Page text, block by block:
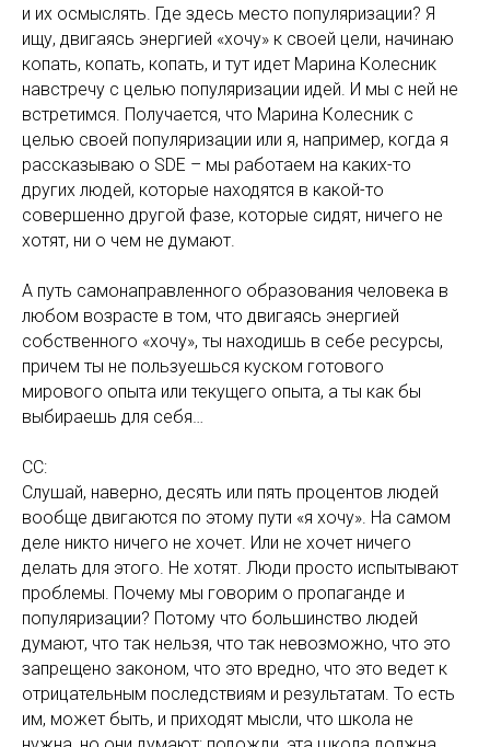
и их осмыслять. Где здесь место популяризации? Я
ищу, двигаясь энергией «хочу» к своей цели, начинаю
копать, копать, копать, и тут идет Марина Колесник
навстречу с целью популяризации идей. И мы с ней не
встретимся. Получается, что Марина Колесник с
целью своей популяризации или я, например, когда я
рассказываю о SDE – мы работаем на каких-то
других людей, которые находятся в какой-то
совершенно другой фазе, которые сидят, ничего не
хотят, ни о чем не думают.
А путь самонаправленного образования человека в
любом возрасте в том, что двигаясь энергией
собственного «хочу», ты находишь в себе ресурсы,
причем ты не пользуешься куском готового
мирового опыта или текущего опыта, а ты как бы
выбираешь для себя…
СС:
Слушай, наверно, десять или пять процентов людей
вообще двигаются по этому пути «я хочу». На самом
деле никто ничего не хочет. Или не хочет ничего
делать для этого. Не хотят. Люди просто испытывают
проблемы. Почему мы говорим о пропаганде и
популяризации? Потому что большинство людей
думают, что так нельзя, что так невозможно, что это
запрещено законом, что это вредно, что это ведет к
отрицательным последствиям и результатам. То есть
им, может быть, и приходят мысли, что школа не